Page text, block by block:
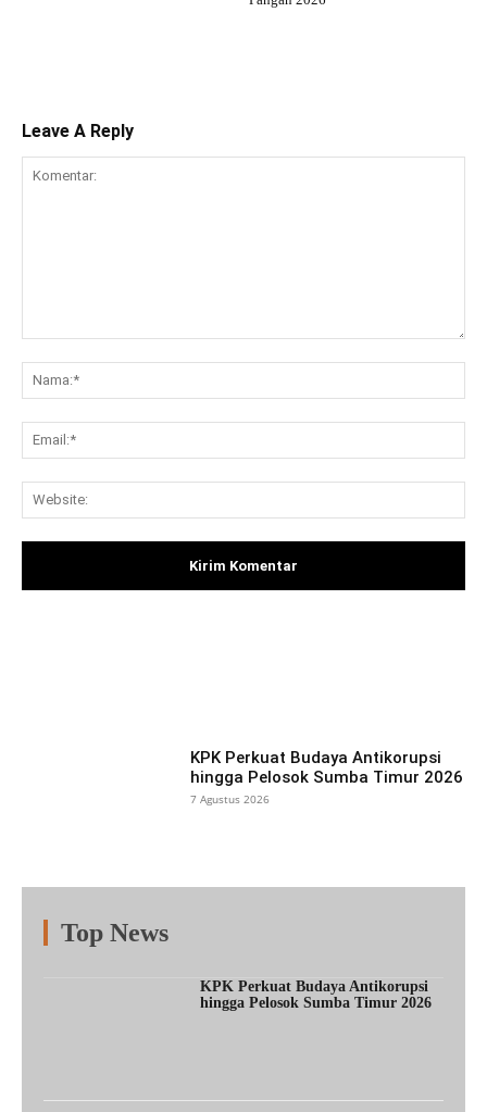
Leave A Reply
KPK Perkuat Budaya Antikorupsi
hingga Pelosok Sumba Timur 2026
7 Agustus 2026
Top News
KPK Perkuat Budaya Antikorupsi
hingga Pelosok Sumba Timur 2026